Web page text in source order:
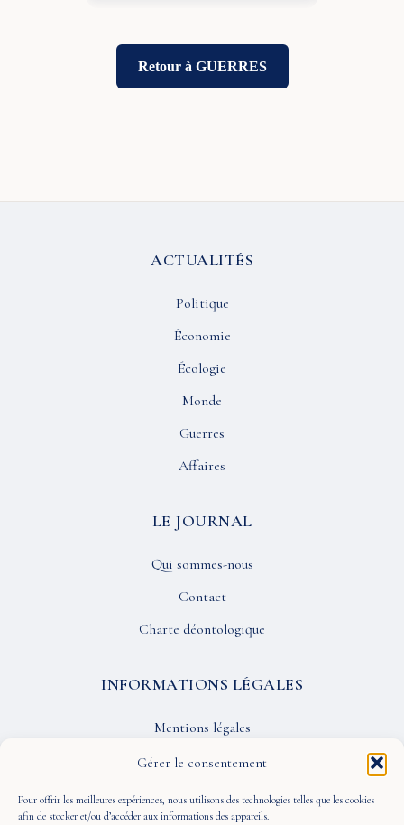
Gérer le consentement
Pour offrir les meilleures expériences, nous utilisons des technologies telles que les cookies
afin de stocker et/ou d’accéder aux informations des appareils.
Retour à GUERRES
ACTUALITÉS
Politique
Économie
Écologie
Monde
Guerres
Affaires
LE JOURNAL
Qui sommes-nous
Contact
Charte déontologique
INFORMATIONS LÉGALES
Mentions légales
Confidentialité
CGU